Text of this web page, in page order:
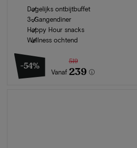
Dagelijks ontbijtbuffet
3-Gangendiner
Happy Hour snacks
Wellness ochtend
-54%
Vanaf
519
239